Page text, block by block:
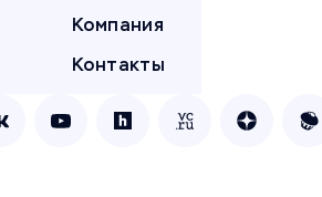
Компания
Контакты